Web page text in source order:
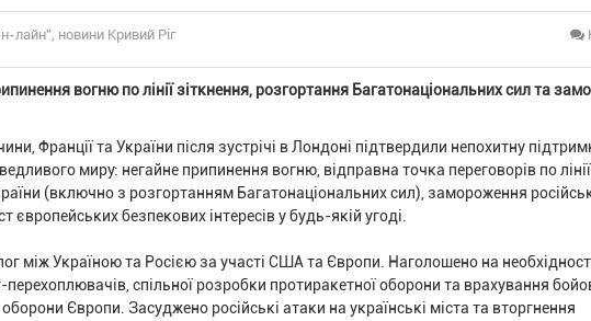
лайн", новини Кривий Ріг
вогню по лінії зіткнення, розгортання Багатонаціональних сил та
Франції та України після зустрічі в Лондоні підтвердили непохитну
миру: негайне припинення вогню, відправна точка переговорів по лінії
(включно з розгортанням Багатонаціональних сил), замороження
європейських безпекових інтересів у будь-якій угоді.
між Україною та Росією за участі США та Європи. Наголошено на
спільної розробки протиракетної оборони та врахування
Європи. Засуджено російські атаки на українські міста та вторгнення